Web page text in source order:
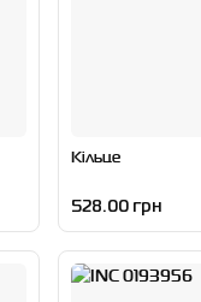
Кільце
528.00 грн